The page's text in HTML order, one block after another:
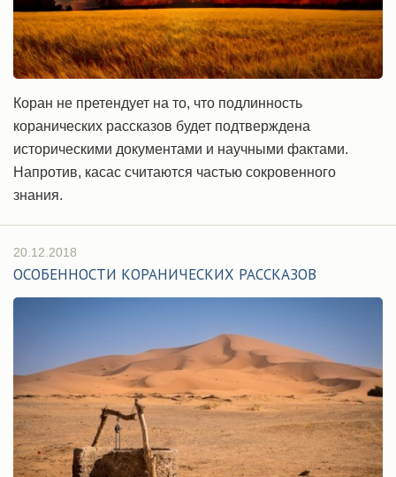
Коран не претендует на то, что подлинность
коранических рассказов будет подтверждена
историческими документами и научными фактами.
Напротив, касас считаются частью сокровенного
знания.
20.12.2018
ОСОБЕННОСТИ КОРАНИЧЕСКИХ РАССКАЗОВ